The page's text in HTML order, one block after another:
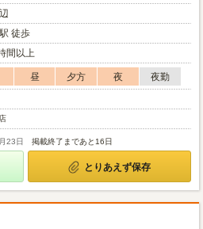
徒歩
間以上
昼 夕方 夜
夜勤
23日 掲載終了まであと16日
とりあえず保存